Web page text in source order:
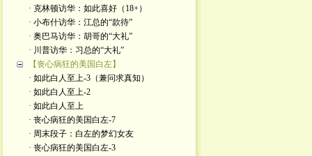
· 克林顿访华：如此喜好（18+）
· 小布什访华：江总的“款待”
· 奥巴马访华：胡哥的“大礼”
· 川普访华：习总的“大礼”
【丧心病狂的美国白左】
· 如此白人至上-3（兼问求真知）
· 如此白人至上-2
· 如此白人至上
· 丧心病狂的美国白左-7
· 周末段子：白左的梦幻女友
· 丧心病狂的美国白左-3